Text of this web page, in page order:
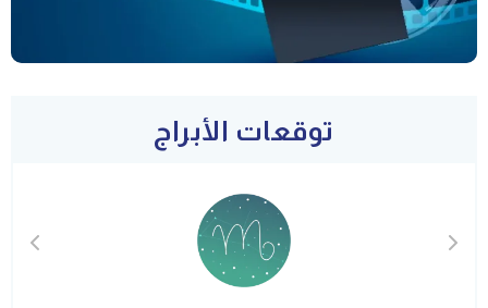
توقعات الأبراج